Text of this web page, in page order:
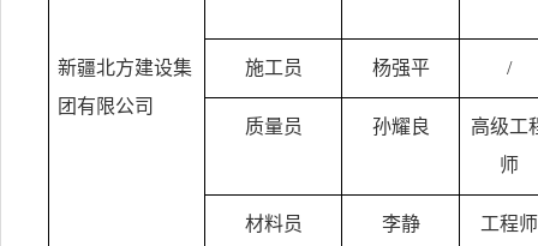
新疆北方建设集
团有限公司
施工员 杨强平 /
质量员 孙耀良
高级工
师
材料员 李静 工程师